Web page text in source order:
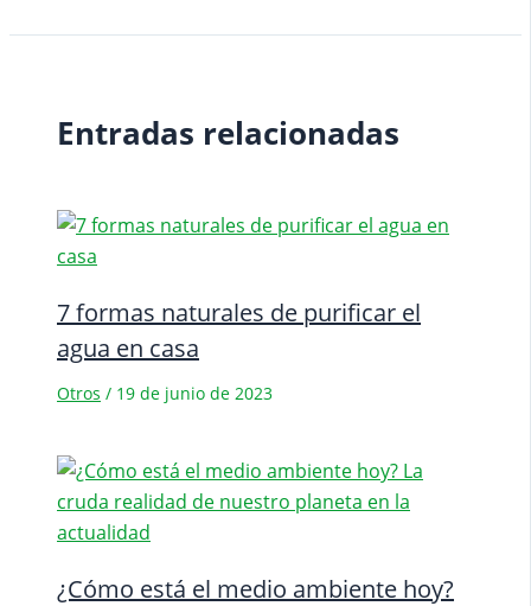
Entradas relacionadas
7 formas naturales de purificar el
agua en casa
Otros / 19 de junio de 2023
¿Cómo está el medio ambiente hoy?